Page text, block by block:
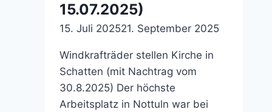
15.07.2025)
15. Juli 202521. September 2025
Windkrafträder stellen Kirche in
Schatten (mit Nachtrag vom
30.8.2025) Der höchste
Arbeitsplatz in Nottuln war bei